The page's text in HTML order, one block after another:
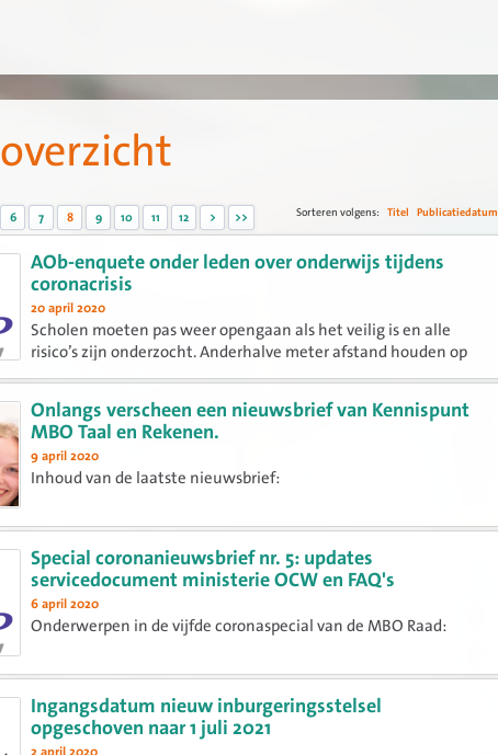
overzicht
6 7 8 9 10 11 12 > >> Sorteren volgens: Titel Publicatiedatum
AOb-enquete onder leden over onderwijs tijdens
coronacrisis
20 april 2020
Scholen moeten pas weer opengaan als het veilig is en alle
risico’s zijn onderzocht. Anderhalve meter afstand houden op
basisscholen, middelbare scholen en roc’s is een lastige klus
waarbij een opdeling van klassen nodig is. Dat blijkt uit een...
Onlangs verscheen een nieuwsbrief van Kennispunt
MBO Taal en Rekenen.
9 april 2020
Inhoud van de laatste nieuwsbrief:
Special coronanieuwsbrief nr. 5: updates
servicedocument ministerie OCW en FAQ's
6 april 2020
Onderwerpen in de vijfde coronaspecial van de MBO Raad:
Ingangsdatum nieuw inburgeringsstelsel
opgeschoven naar 1 juli 2021